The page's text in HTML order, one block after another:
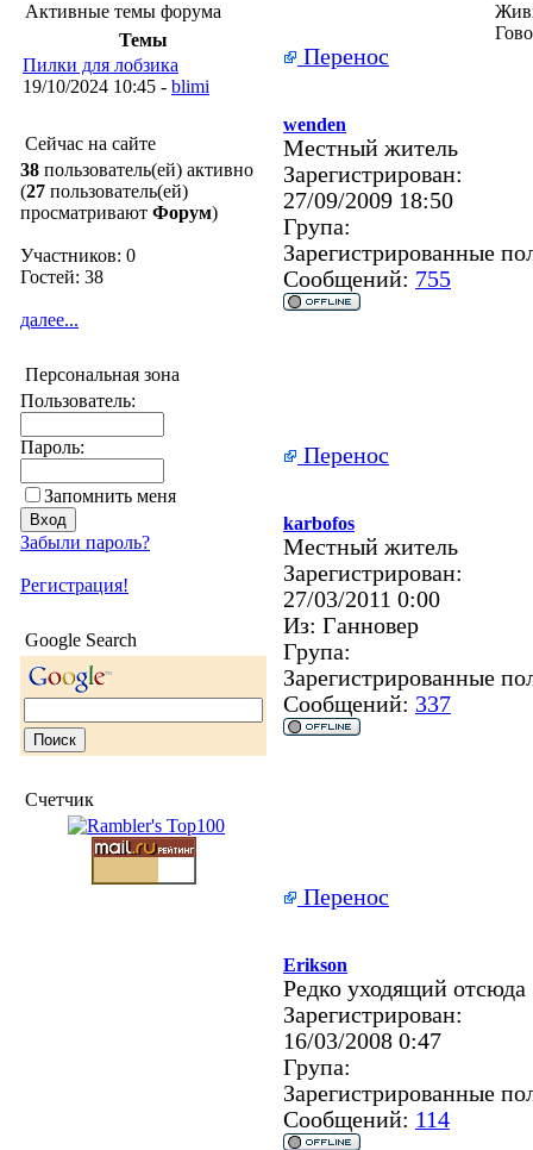
Активные темы форума
Темы
Пилки для лобзика
19/10/2024 10:45 - blimi
Сейчас на сайте
38 пользователь(ей) активно
(27 пользователь(ей)
просматривают Форум)
Участников: 0
Гостей: 38
далее...
Персональная зона
Пользователь:
Пароль:
Запомнить меня
Забыли пароль?
Регистрация!
Google Search
Счетчик
Перенос
wenden
Местный житель
Зарегистрирован:
27/09/2009 18:50
Група:
Зарегистрированные
Сообщений: 755
Перенос
karbofos
Местный житель
Зарегистрирован:
27/03/2011 0:00
Из: Ганновер
Група:
Зарегистрированные
Сообщений: 337
Перенос
Erikson
Редко уходящий отсюда
Зарегистрирован:
16/03/2008 0:47
Група:
Зарегистрированные
Сообщений: 114